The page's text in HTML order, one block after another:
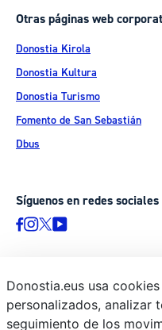
Otras páginas web
Donostia Kirola
Donostia Kultura
Donostia Turismo
Fomento de San Sebastián
Dbus
Síguenos en redes sociales
© Donostiako Udala -
Ijentea 1, 20003 Donostia /
Donostia.eus usa
personalizados, analizar
seguimiento de los